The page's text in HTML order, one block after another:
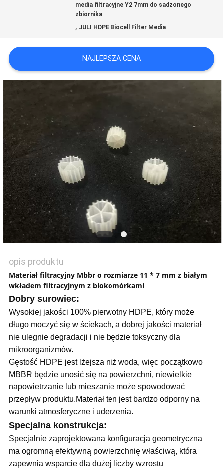
WYCENĘ
SITEMAP
POLITYKA
PRYWATNOŚCI
media filtracyjne Y2 7mm do sadzonego
zbiornika
, JULI HDPE Biocell Filter Media
NAJLEPSZA CENA
opis produktu
Materiał filtracyjny Mbbr o rozmiarze 11 * 7 mm z białym
wkładem filtracyjnym z biokomórkami
Dobry surowiec:
Wysokiej jakości 100% pierwotny HDPE, który może
długo moczyć się w ściekach, a dobrej jakości materiał
nie ulegnie degradacji i nie będzie toksyczny dla
mikroorganizmów.
Gęstość HDPE jest lżejsza niż woda, więc początkowo
MBBR będzie unosić się na powierzchni, niewielkie
napowietrzanie lub mieszanie może spowodować
przepływ produktu.Materiał ten jest bardzo odporny na
warunki atmosferyczne i uderzenia.
Specjalna konstrukcja:
Specjalnie zaprojektowana konfiguracja geometryczna
ma ogromną efektywną powierzchnię właściwą, która
zapewnia wsparcie dla dużej liczby wzrostu